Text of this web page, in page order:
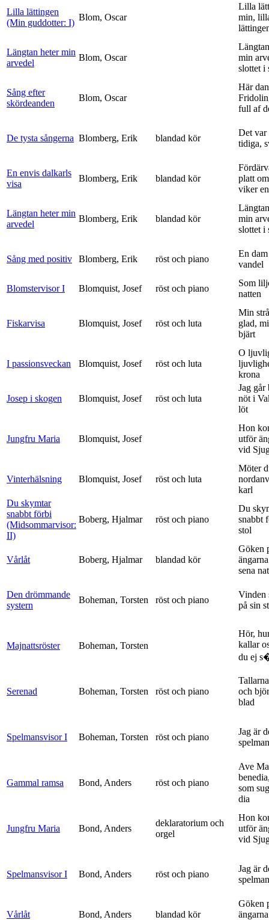
Lilla lättingen
(Min guddotter: I)
Blom, Oscar
Lilla
min,
Längtan heter min
arvedel
Blom, Oscar
min
slottet i
Sång efter
skördeanden
Blom, Oscar
Här
full af
De tysta sångerna Blomberg, Erik blandad kör
Det var
tidiga,
En envis dalkarls
visa
Blomberg, Erik blandad kör
platt
viker
Längtan heter min
arvedel
Blomberg, Erik blandad kör
min
slottet i
Sång med positiv Blomberg, Erik röst och piano
En
vandel
Blomstervisor I Blomquist, Josef röst och piano
Som
natten
Fiskarvisa Blomquist, Josef röst och luta
Min
glad,
bjärt
I passionsveckan Blomquist, Josef röst och luta
O
krona
Josep i skogen Blomquist, Josef röst och luta
Jag går
nöt i
löt
Jungfru Maria Blomquist, Josef
Hon
utför
vid
Vinterhälsning Blomquist, Josef röst och luta
Möter
karl
Du skymtar
snabbt förbi
(Midsommarvisor:
II)
Boberg, Hjalmar röst och piano
Du
snabbt
stol
Vårlåt Boberg, Hjalmar blandad kör
Göken
sena
Den drömmande
systern
Boheman, Torsten röst och piano
Vinden
på sin
Majnattsröster Boheman, Torsten
Hör,
kallar
du ej
Serenad Boheman, Torsten röst och piano
och
blad
Spelmansvisor I Boheman, Torsten röst och piano
Jag är
spelman
Gammal ramsa Bond, Anders röst och piano
Ave
som
dia
Jungfru Maria Bond, Anders
deklaratorium och
orgel
Hon
utför
vid
Spelmansvisor I Bond, Anders röst och piano
Jag är
spelman
Vårlåt Bond, Anders blandad kör
Göken